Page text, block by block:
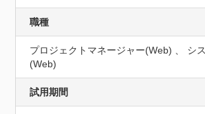
職種
プロジェクトマネージャー(Web) 、 シ
(Web)
試用期間